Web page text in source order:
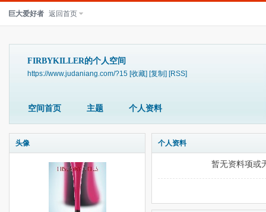
巨大爱好者 返回首页
FIRBYKILLER的个人空间
https://www.judaniang.com/?15 [收藏] [复制] [RSS]
空间首页 主题 个人资料
头像 个人资料
暂无资料项或